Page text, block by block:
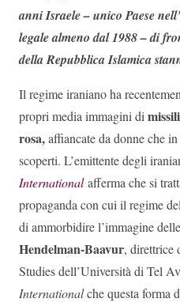
anni Israele – unico Paese
legale almeno dal 1988 – di
della Repubblica Islamica
Il regime iraniano ha
propri media immagini di
rosa,affiancate da donne che
scoperti. L’emittente degli
Internationalafferma che si
propaganda con cui il regime
di ammorbidire l’immagine
Hendelman-Baavur, direttrice
Studies dell’Università di Tel
Internationalche questa forma